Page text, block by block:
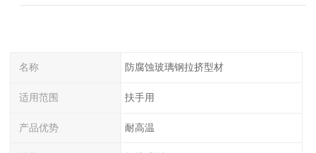
名称 防腐蚀玻璃钢拉挤型材
适用范围 扶手用
产品优势 耐高温